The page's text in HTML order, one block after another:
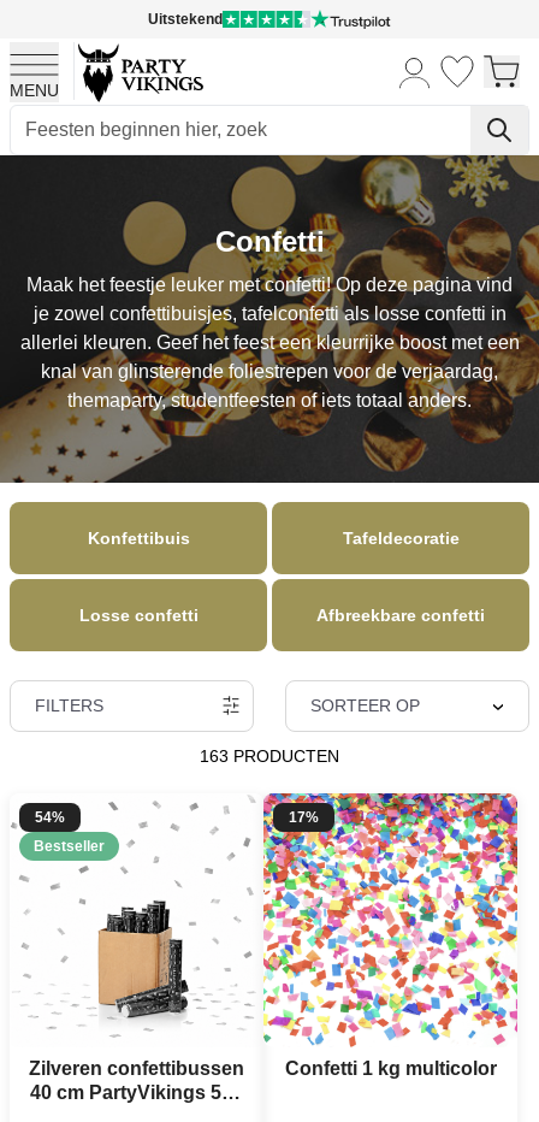
Uitstekend
MENU
Confetti
Maak het feestje leuker met confetti! Op deze pagina vind
je zowel confettibuisjes, tafelconfetti als losse confetti in
allerlei kleuren. Geef het feest een kleurrijke boost met een
knal van glinsterende foliestrepen voor de verjaardag,
themaparty, studentfeesten of iets totaal anders.
Konfettibuis Tafeldecoratie
Losse confetti Afbreekbare confetti
FILTERS SORTEER OP
163 PRODUCTEN
54%
Bestseller
Zilveren confettibussen
40 cm PartyVikings 50x
17%
Confetti 1 kg multicolor